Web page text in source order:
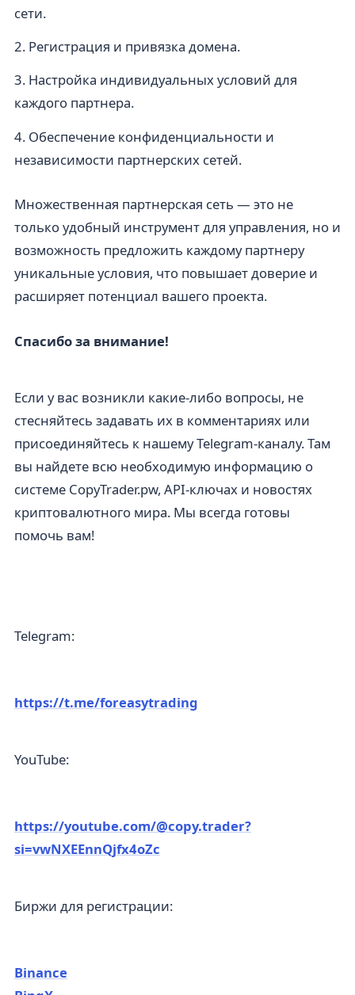
сети.
2. Регистрация и привязка домена.
3. Настройка индивидуальных условий для
каждого партнера.
4. Обеспечение конфиденциальности и
независимости партнерских сетей.
Множественная партнерская сеть — это не
только удобный инструмент для управления, но и
возможность предложить каждому партнеру
уникальные условия, что повышает доверие и
расширяет потенциал вашего проекта.
Спасибо за внимание!
Если у вас возникли какие-либо вопросы, не
стесняйтесь задавать их в комментариях или
присоединяйтесь к нашему Telegram-каналу. Там
вы найдете всю необходимую информацию о
системе CopyTrader.pw, API-ключах и новостях
криптовалютного мира. Мы всегда готовы
помочь вам!
Telegram:
https://t.me/foreasytrading
YouTube:
https://youtube.com/@copy.trader?
si=vwNXEEnnQjfx4oZc
Биржи для регистрации:
Binance